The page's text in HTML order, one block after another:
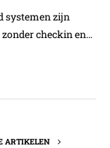
systemen zijn
checkin en…
ARTIKELEN